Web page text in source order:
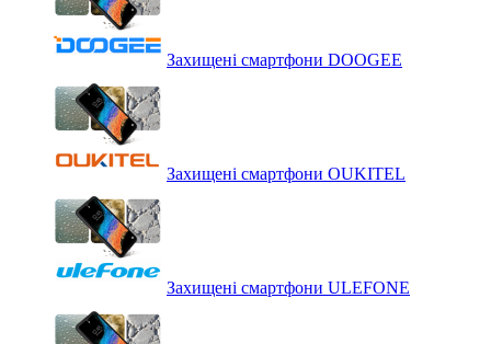
Захищені смартфони DOOGEE
Захищені смартфони OUKITEL
Захищені смартфони ULEFONE